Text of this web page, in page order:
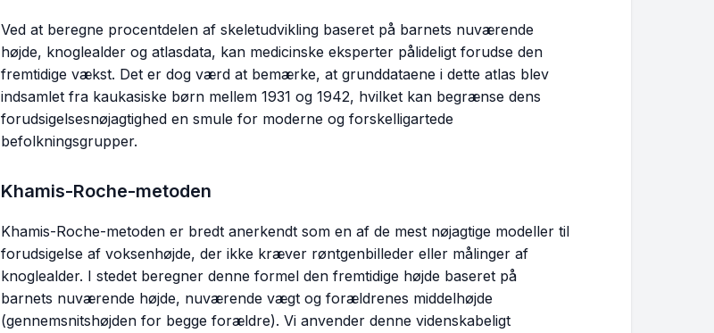
Ved at beregne procentdelen af skeletudvikling baseret på barnets nuværende
højde, knoglealder og atlasdata, kan medicinske eksperter pålideligt forudse den
fremtidige vækst. Det er dog værd at bemærke, at grunddataene i dette atlas blev
indsamlet fra kaukasiske børn mellem 1931 og 1942, hvilket kan begrænse dens
forudsigelsesnøjagtighed en smule for moderne og forskelligartede
befolkningsgrupper.
Khamis-Roche-metoden
Khamis-Roche-metoden er bredt anerkendt som en af de mest nøjagtige modeller til
forudsigelse af voksenhøjde, der ikke kræver røntgenbilleder eller målinger af
knoglealder. I stedet beregner denne formel den fremtidige højde baseret på
barnets nuværende højde, nuværende vægt og forældrenes middelhøjde
(gennemsnitshøjden for begge forældre). Vi anvender denne videnskabeligt